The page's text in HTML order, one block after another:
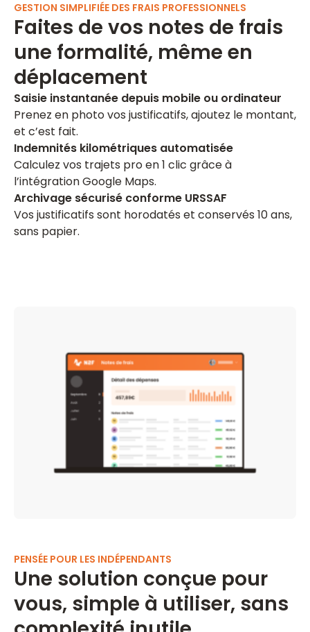
GESTION SIMPLIFIÉE DES FRAIS PROFESSIONNELS
Faites de vos notes de frais
une formalité, même en
déplacement
Saisie instantanée depuis mobile ou ordinateur
Prenez en photo vos justificatifs, ajoutez le montant,
et c’est fait.
Indemnités kilométriques automatisée
Calculez vos trajets pro en 1 clic grâce à
l’intégration Google Maps.
Archivage sécurisé conforme URSSAF
Vos justificatifs sont horodatés et conservés 10 ans,
sans papier.
PENSÉE POUR LES INDÉPENDANTS
Une solution conçue pour
vous, simple à utiliser, sans